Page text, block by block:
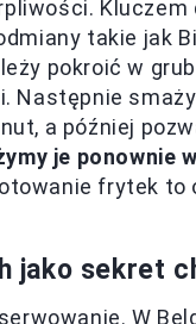
takie jak
pokroić w
Następnie
a później
je ponownie
frytek to
jako sekret
W